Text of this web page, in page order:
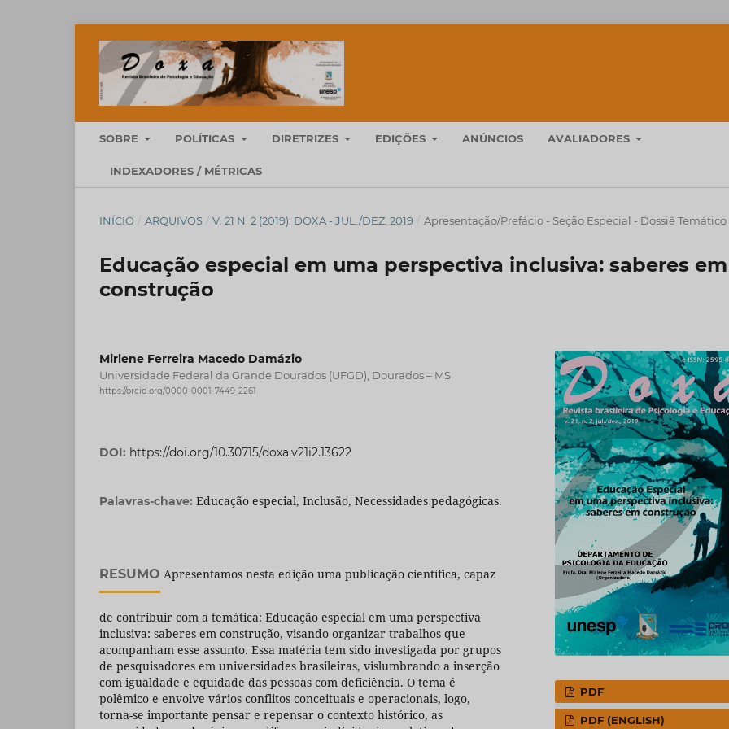
SOBRE POLÍTICAS DIRETRIZES EDIÇÕES ANÚNCIOS AVALIADORES
INDEXADORES / MÉTRICAS
INÍCIO / ARQUIVOS / V. 21 N. 2 (2019): DOXA - JUL./DEZ. 2019 / Apresentação/Prefácio - Seção Especial - Dossiê Temático
Educação especial em uma perspectiva inclusiva: saberes em
construção
Mirlene Ferreira Macedo Damázio
Universidade Federal da Grande Dourados (UFGD), Dourados – MS
https://orcid.org/0000-0001-7449-2261
DOI: https://doi.org/10.30715/doxa.v21i2.13622
Palavras-chave: Educação especial, Inclusão, Necessidades pedagógicas.
RESUMO Apresentamos nesta edição uma publicação científica, capaz
de contribuir com a temática: Educação especial em uma perspectiva
inclusiva: saberes em construção, visando organizar trabalhos que
acompanham esse assunto. Essa matéria tem sido investigada por grupos
de pesquisadores em universidades brasileiras, vislumbrando a inserção
com igualdade e equidade das pessoas com deficiência. O tema é
polêmico e envolve vários conflitos conceituais e operacionais, logo,
torna-se importante pensar e repensar o contexto histórico, as
PDF
PDF (ENGLISH)